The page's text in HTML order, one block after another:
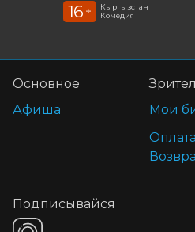
16 +
Кыргызстан
Комедия
Основное
Афиша
Мои
Подписывайся